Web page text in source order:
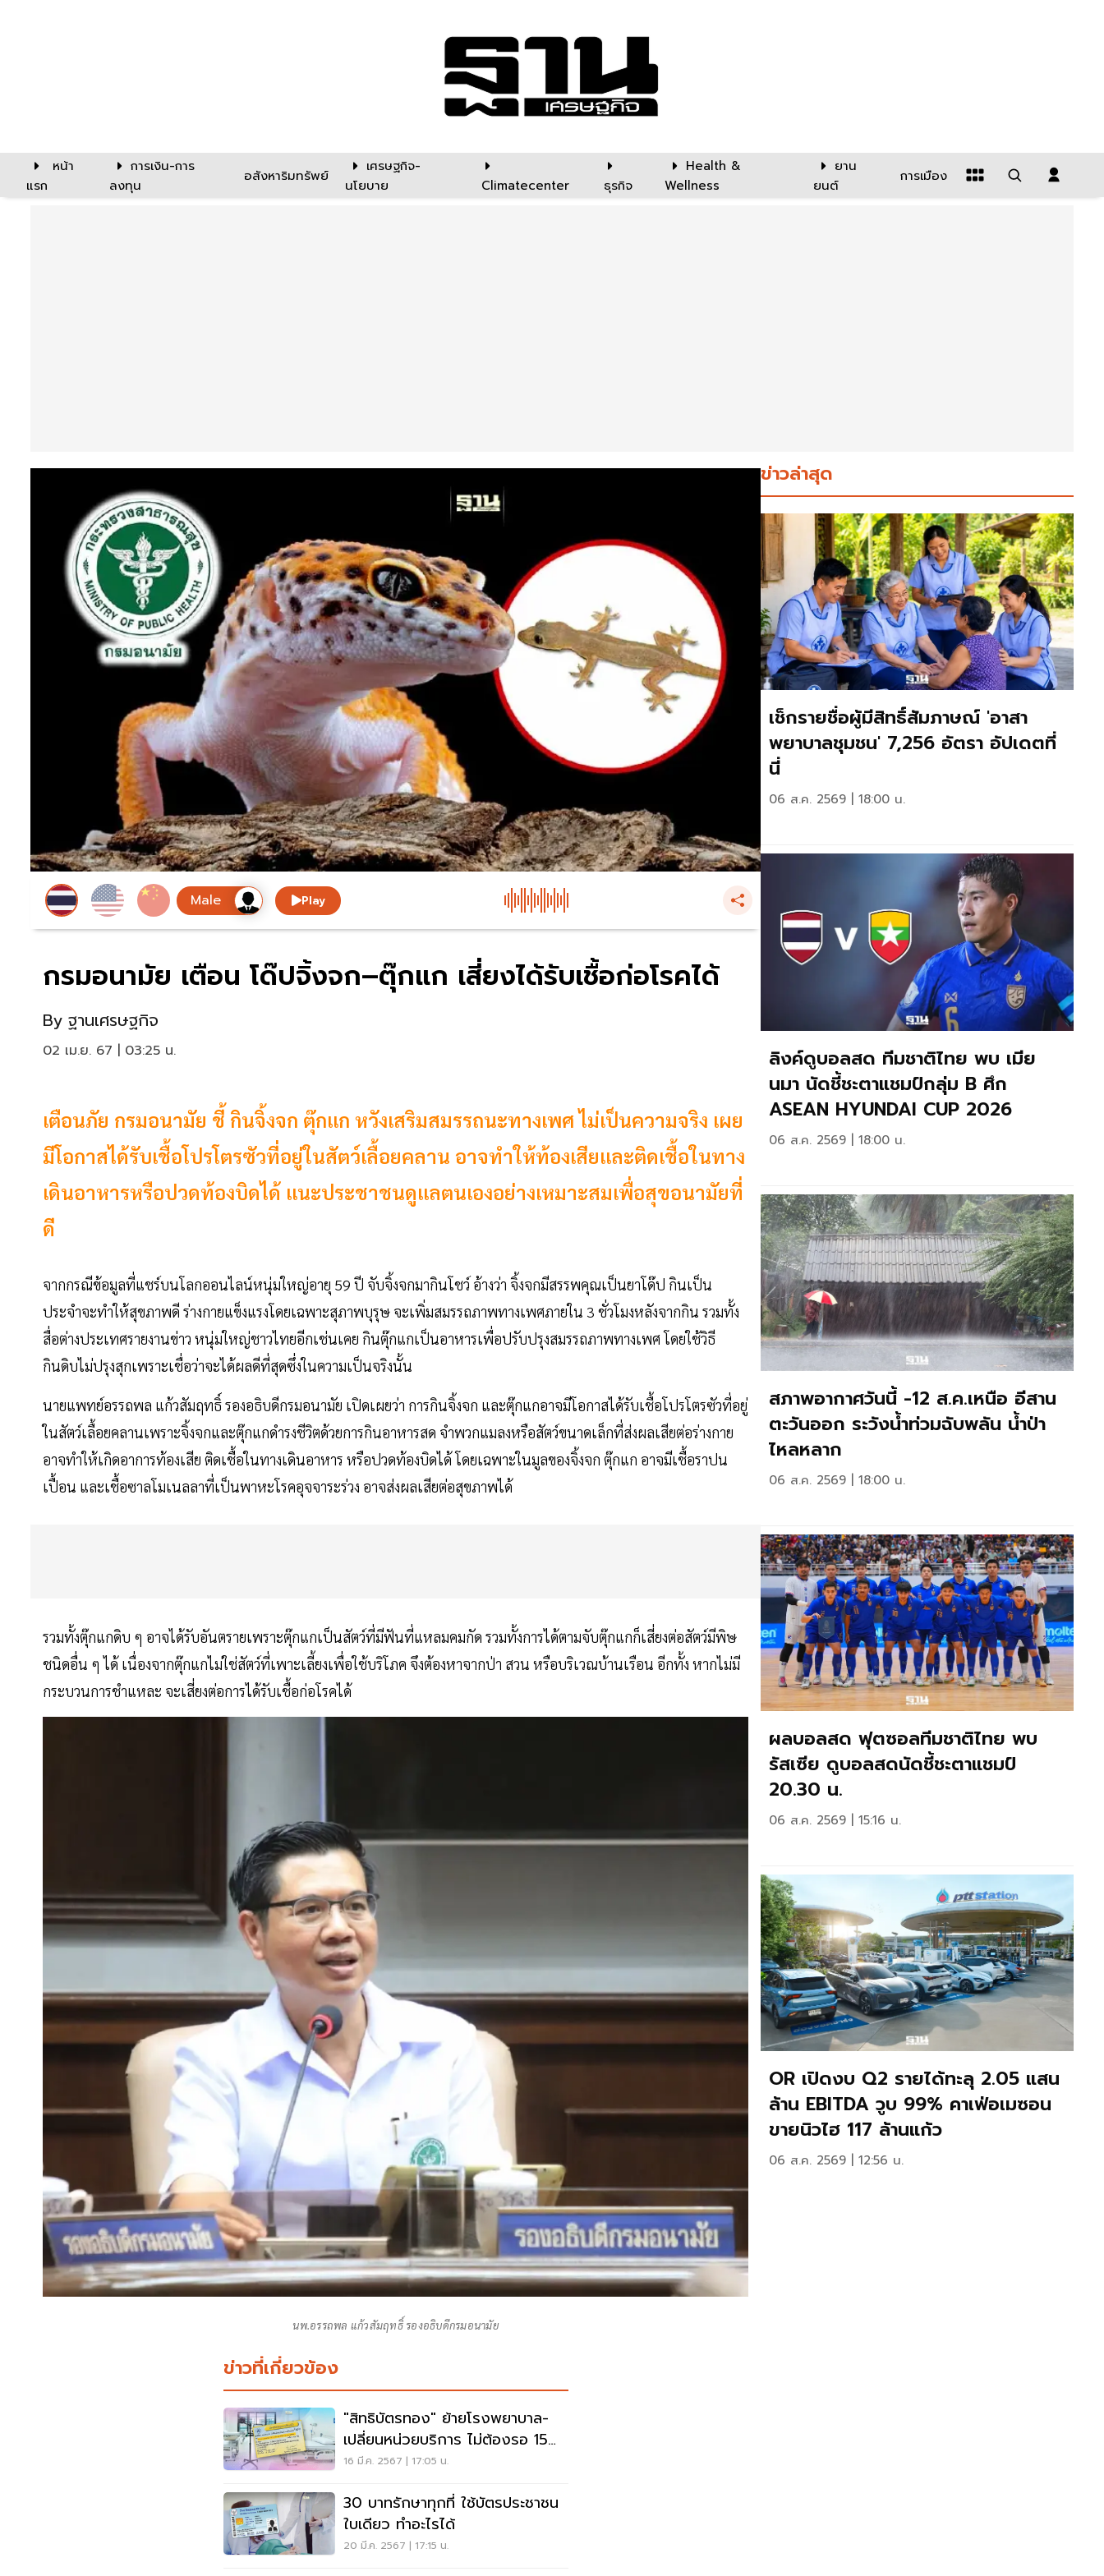
หน้า
แรก
การเงิน-การ
ลงทุน
อสังหาริมทรัพย์
เศรษฐกิจ-
นโยบาย
Climatecenter ธุรกิจ
Health &
Wellness
ยาน
ยนต์
การเมือง
Play
กรมอนามัย เตือน โด๊ปจิ้งจก–ตุ๊กแก เสี่ยงได้รับเชื้อก่อโรคได้
By ฐานเศรษฐกิจ
02 เม.ย. 67 | 03:25 น.
เตือนภัย กรมอนามัย ชี้ กินจิ้งจก ตุ๊กแก หวังเสริมสมรรถนะทางเพศ ไม่เป็นความจริง เผย
มีโอกาสได้รับเชื้อโปรโตรซัวที่อยู่ในสัตว์เลื้อยคลาน อาจทำให้ท้องเสียและติดเชื้อในทาง
เดินอาหารหรือปวดท้องบิดได้ แนะประชาชนดูแลตนเองอย่างเหมาะสมเพื่อสุขอนามัยที่
ดี
จากกรณีข้อมูลที่แชร์บนโลกออนไลน์หนุ่มใหญ่อายุ 59 ปี จับจิ้งจกมากินโชว์ อ้างว่า จิ้งจกมีสรรพคุณเป็นยาโด๊ป กินเป็น
ประจำจะทำให้สุขภาพดี ร่างกายแข็งแรงโดยเฉพาะสุภาพบุรุษ จะเพิ่มสมรรถภาพทางเพศภายใน 3 ชั่วโมงหลังจากกิน รวมทั้ง
สื่อต่างประเทศรายงานข่าว หนุ่มใหญ่ชาวไทยอีกเช่นเคย กินตุ๊กแกเป็นอาหารเพื่อปรับปรุงสมรรถภาพทางเพศ โดยใช้วิธี
กินดิบไม่ปรุงสุกเพราะเชื่อว่าจะได้ผลดีที่สุดซึ่งในความเป็นจริงนั้น
นายแพทย์อรรถพล แก้วสัมฤทธิ์ รองอธิบดีกรมอนามัย เปิดเผยว่า การกินจิ้งจก และตุ๊กแกอาจมีโอกาสได้รับเชื้อโปรโตรซัวที่อยู่
ในสัตว์เลื้อยคลานเพราะจิ้งจกและตุ๊กแกดำรงชีวิตด้วยการกินอาหารสด จำพวกแมลงหรือสัตว์ขนาดเล็กที่ส่งผลเสียต่อร่างกาย
อาจทำให้เกิดอาการท้องเสีย ติดเชื้อในทางเดินอาหาร หรือปวดท้องบิดได้ โดยเฉพาะในมูลของจิ้งจก ตุ๊กแก อาจมีเชื้อราปน
เปื้อน และเชื้อซาลโมเนลลาที่เป็นพาหะโรคอุจจาระร่วง อาจส่งผลเสียต่อสุขภาพได้
รวมทั้งตุ๊กแกดิบ ๆ อาจได้รับอันตรายเพราะตุ๊กแกเป็นสัตว์ที่มีฟันที่แหลมคมกัด รวมทั้งการได้ตามจับตุ๊กแกก็เสี่ยงต่อสัตว์มีพิษ
ชนิดอื่น ๆ ได้ เนื่องจากตุ๊กแกไม่ใช่สัตว์ที่เพาะเลี้ยงเพื่อใช้บริโภค จึงต้องหาจากป่า สวน หรือบริเวณบ้านเรือน อีกทั้ง หากไม่มี
กระบวนการชำแหละ จะเสี่ยงต่อการได้รับเชื้อก่อโรคได้
นพ.อรรถพล แก้วสัมฤทธิ์ รองอธิบดีกรมอนามัย
ข่าวที่เกี่ยวข้อง
"สิทธิบัตรทอง" ย้ายโรงพยาบาล-
เปลี่ยนหน่วยบริการ ไม่ต้องรอ 15
วัน
16 มี.ค. 2567 | 17:05 น.
30 บาทรักษาทุกที่ ใช้บัตรประชาชน
ใบเดียว ทำอะไรได้
20 มี.ค. 2567 | 17:15 น.
ข่าวล่าสุด
เช็กรายชื่อผู้มีสิทธิ์สัมภาษณ์ 'อาสา
พยาบาลชุมชน' 7,256 อัตรา อัปเดตที่
นี่
06 ส.ค. 2569 | 18:00 น.
ลิงค์ดูบอลสด ทีมชาติไทย พบ เมีย
นมา นัดชี้ชะตาแชมป์กลุ่ม B ศึก
ASEAN HYUNDAI CUP 2026
06 ส.ค. 2569 | 18:00 น.
สภาพอากาศวันนี้ -12 ส.ค.เหนือ อีสาน
ตะวันออก ระวังน้ำท่วมฉับพลัน น้ำป่า
ไหลหลาก
06 ส.ค. 2569 | 18:00 น.
ผลบอลสด ฟุตซอลทีมชาติไทย พบ
รัสเซีย ดูบอลสดนัดชี้ชะตาแชมป์
20.30 น.
06 ส.ค. 2569 | 15:16 น.
OR เปิดงบ Q2 รายได้ทะลุ 2.05 แสน
ล้าน EBITDA วูบ 99% คาเฟ่อเมซอน
ขายนิวไฮ 117 ล้านแก้ว
06 ส.ค. 2569 | 12:56 น.